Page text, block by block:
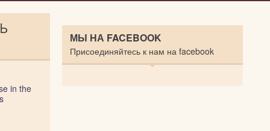
in the
МЫ НА FACEBOOK
Присоединяйтесь к нам на facebook